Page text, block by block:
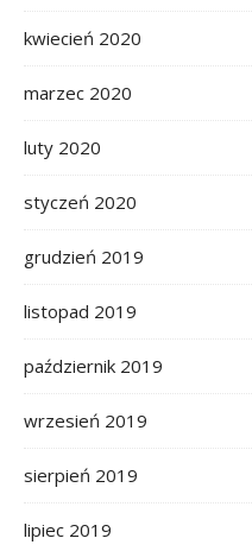
kwiecień 2020
marzec 2020
luty 2020
styczeń 2020
grudzień 2019
listopad 2019
październik 2019
wrzesień 2019
sierpień 2019
lipiec 2019